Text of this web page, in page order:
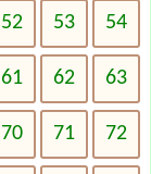
52 53 54
61 62 63
70 71 72